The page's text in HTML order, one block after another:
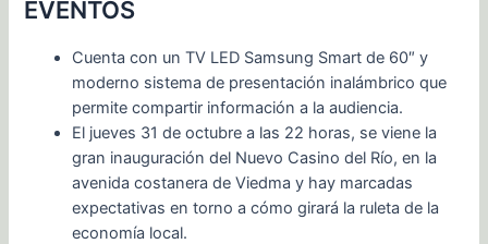
EVENTOS
Cuenta con un TV LED Samsung Smart de 60″ y
moderno sistema de presentación inalámbrico que
permite compartir información a la audiencia.
El jueves 31 de octubre a las 22 horas, se viene la
gran inauguración del Nuevo Casino del Río, en la
avenida costanera de Viedma y hay marcadas
expectativas en torno a cómo girará la ruleta de la
economía local.